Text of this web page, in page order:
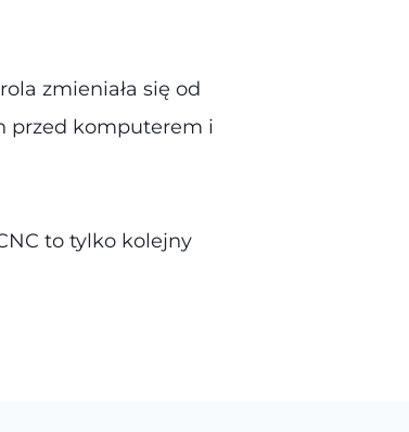
zmieniała się od
przed komputerem i
to tylko kolejny